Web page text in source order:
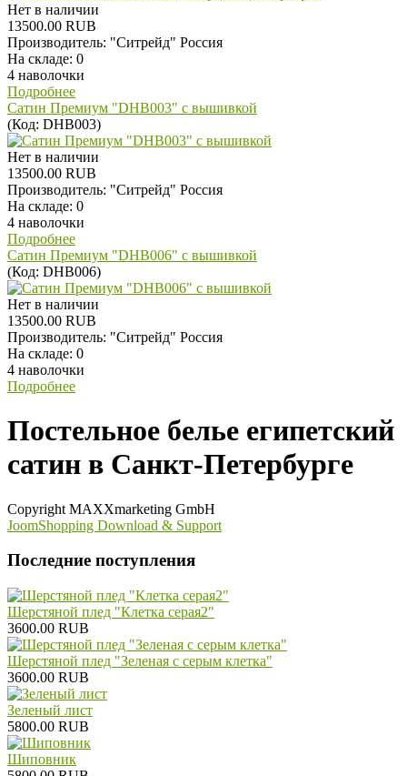
Нет в наличии
13500.00 RUB
Производитель: "Ситрейд" Россия
На складе: 0
4 наволочки
Подробнее
Сатин Премиум "DHB003" с вышивкой
(Код: DHB003)
Нет в наличии
13500.00 RUB
Производитель: "Ситрейд" Россия
На складе: 0
4 наволочки
Подробнее
Сатин Премиум "DHB006" с вышивкой
(Код: DHB006)
Нет в наличии
13500.00 RUB
Производитель: "Ситрейд" Россия
На складе: 0
4 наволочки
Подробнее
Постельное белье египетский
сатин в Санкт-Петербурге
Copyright MAXXmarketing GmbH
JoomShopping Download & Support
Последние поступления
Шерстяной плед "Клетка серая2"
3600.00 RUB
Шерстяной плед "Зеленая с серым клетка"
3600.00 RUB
Зеленый лист
5800.00 RUB
Шиповник